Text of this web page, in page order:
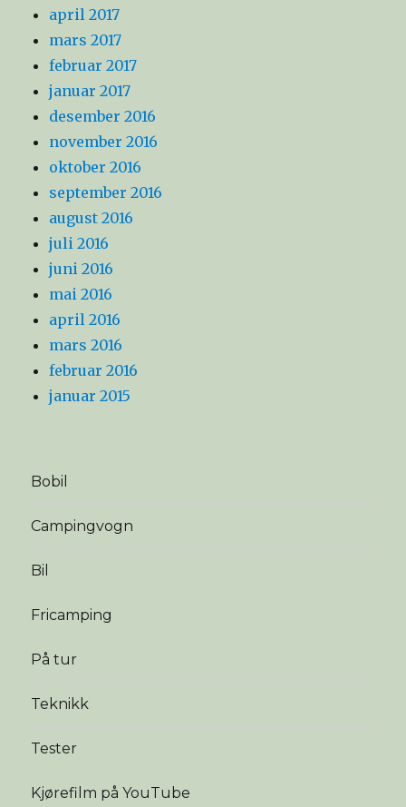
april 2017
mars 2017
februar 2017
januar 2017
desember 2016
november 2016
oktober 2016
september 2016
august 2016
juli 2016
juni 2016
mai 2016
april 2016
mars 2016
februar 2016
januar 2015
Bobil
Campingvogn
Bil
Fricamping
På tur
Teknikk
Tester
Kjørefilm på YouTube